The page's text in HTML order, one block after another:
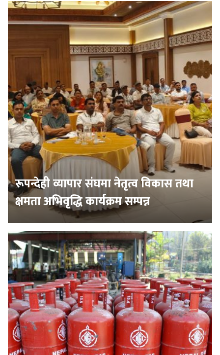
रूपन्देही व्यापार संघमा नेतृत्व विकास तथा
क्षमता अभिवृद्धि कार्यक्रम सम्पन्न